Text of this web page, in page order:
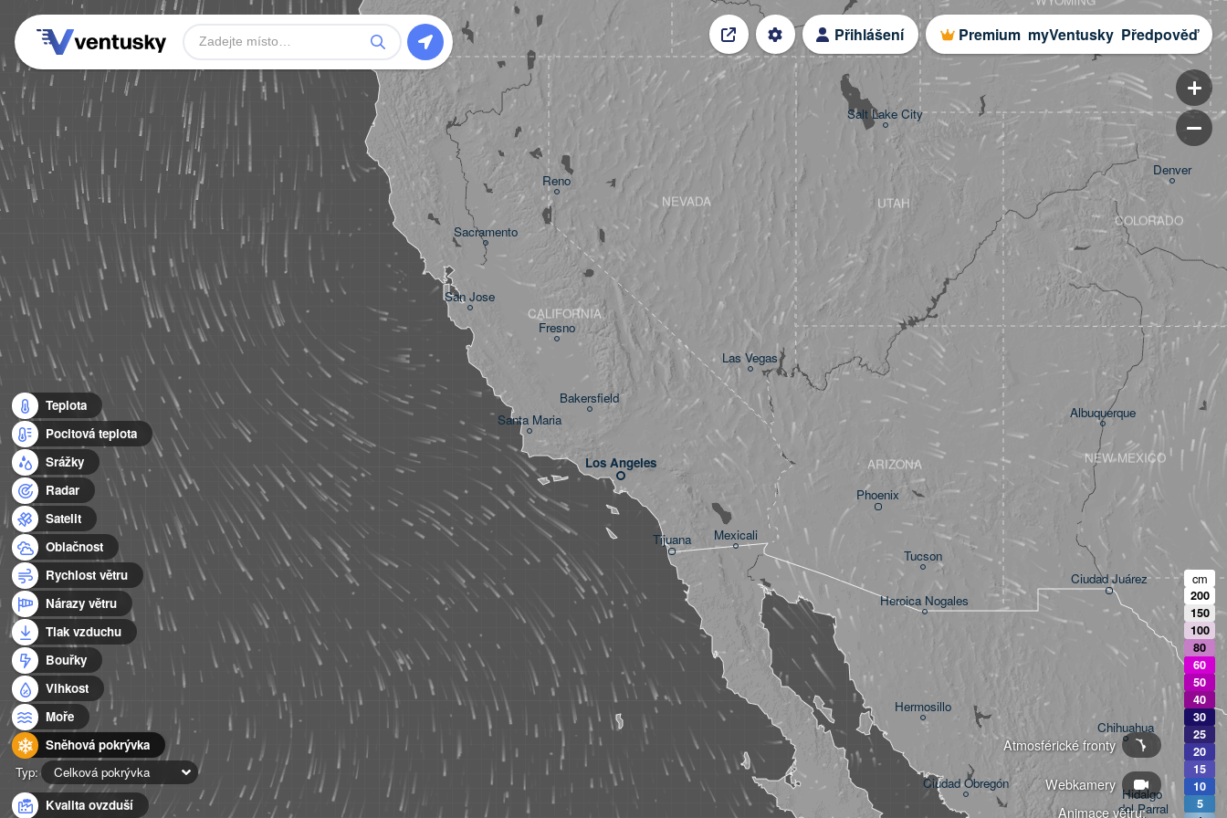
Přihlášení Premium myVentusky Předpověď
Teplota
Pocitová teplota
Srážky
Radar
Satelit
Oblačnost
Rychlost větru
Nárazy větru
Tlak vzduchu
Bouřky
Vlhkost
Moře
Sněhová pokrývka
Typ:
Celková pokrývka
Kvalita ovzduší
Animace větru:
Webkamery
Atmosférické fronty
Los Angeles
Tijuana
San Jose
Las Vegas
Mexicali
Fresno
Reno
Santa Maria
Bakersfield
Sacramento
CALIFORNIA
NEVADA
Phoenix
Denver
Albuquerque
Tucson
Salt Lake City
NEW MEXICO
ARIZONA
COLORADO
UTAH
Ciudad Juárez
Chihuahua
Hermosillo
Heroica Nogales
Ciudad Obregón
Hidalgo
del Parral
cm
200
150
100
80
60
50
40
30
25
20
15
10
5